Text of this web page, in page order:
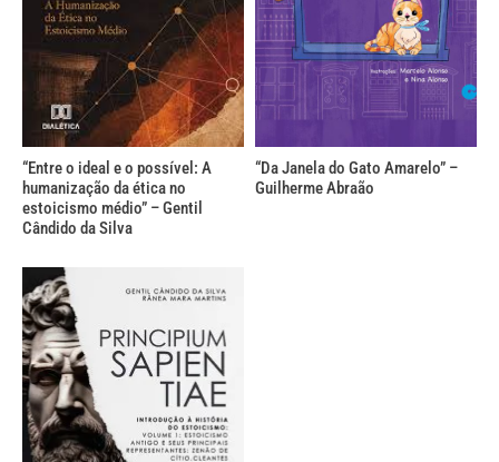
“Entre o ideal e o possível: A
humanização da ética no
estoicismo médio” – Gentil
Cândido da Silva
“Da Janela do Gato Amarelo” –
Guilherme Abraão